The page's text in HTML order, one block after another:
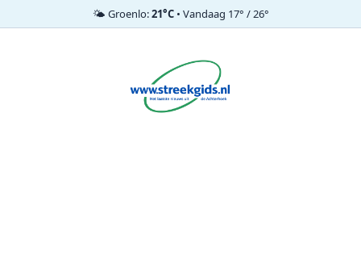
🌤️ Groenlo:21°C• Vandaag 17° / 26°